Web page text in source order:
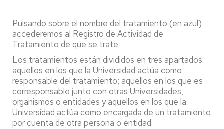
Pulsando sobre el nombre del tratamiento (en azul)
accederemos al Registro de Actividad de
Tratamiento de que se trate.
Los tratamientos están divididos en tres apartados:
aquellos en los que la Universidad actúa como
responsable del tratamiento; aquellos en los que es
corresponsable junto con otras Universidades,
organismos o entidades y aquellos en los que la
Universidad actúa como encargada de un tratamiento
por cuenta de otra persona o entidad.